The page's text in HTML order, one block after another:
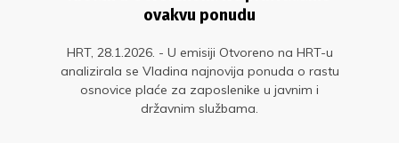
ovakvu ponudu
HRT, 28.1.2026. - U emisiji Otvoreno na HRT-u
analizirala se Vladina najnovija ponuda o rastu
osnovice plaće za zaposlenike u javnim i
državnim službama.